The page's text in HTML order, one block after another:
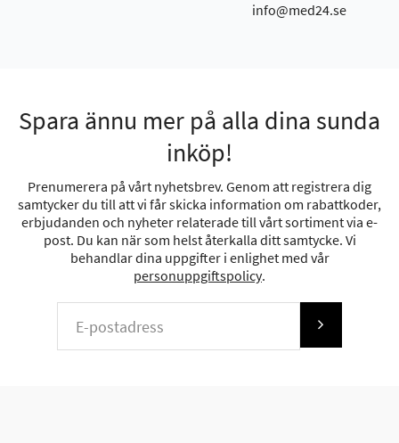
info@med24.se
Spara ännu mer på alla dina sunda
inköp!
Prenumerera på vårt nyhetsbrev. Genom att registrera dig
samtycker du till att vi får skicka information om rabattkoder,
erbjudanden och nyheter relaterade till vårt sortiment via e-
post. Du kan när som helst återkalla ditt samtycke. Vi
behandlar dina uppgifter i enlighet med vår
personuppgiftspolicy.